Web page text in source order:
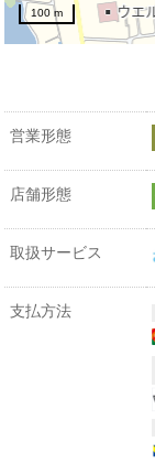
100 m
営業形態
店舗形態
取扱サービス
支払方法